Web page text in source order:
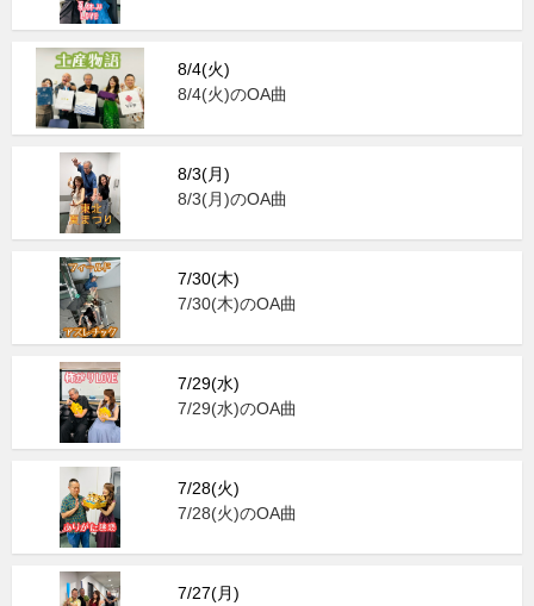
8/4(火)
8/4(火)のOA曲
8/3(月)
8/3(月)のOA曲
7/30(木)
7/30(木)のOA曲
7/29(水)
7/29(水)のOA曲
7/28(火)
7/28(火)のOA曲
7/27(月)